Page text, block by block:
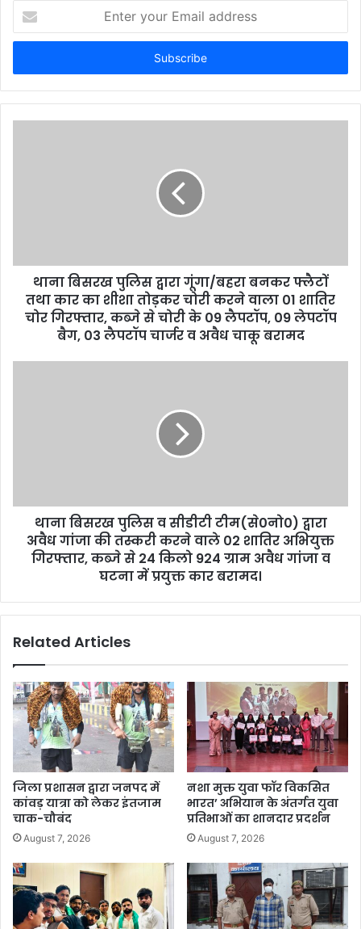
your
Email
थाना बिसरख पुलिस द्वारा गूंगा/बहरा बनकर फ्लैटों
तथा कार का शीशा तोड़कर चोरी करने वाला 01 शातिर
चोर गिरफ्तार, कब्जे से चोरी के 09 लैपटॉप, 09 लेपटॉप
बैग, 03 लैपटॉप चार्जर व अवैध चाकू बरामद
थाना बिसरख पुलिस व सीडीटी टीम(से0नो0) द्वारा
अवैध गांजा की तस्करी करने वाले 02 शातिर अभियुक्त
गिरफ्तार, कब्जे से 24 किलो 924 ग्राम अवैध गांजा व
घटना में प्रयुक्त कार बरामद।
Related Articles
जिला प्रशासन द्वारा जनपद में
कांवड़ यात्रा को लेकर इंतजाम
चाक-चौबंद
August 7, 2026
नशा मुक्त युवा फॉर विकसित
भारत’ अभियान के अंतर्गत युवा
प्रतिभाओं का शानदार प्रदर्शन
August 7, 2026